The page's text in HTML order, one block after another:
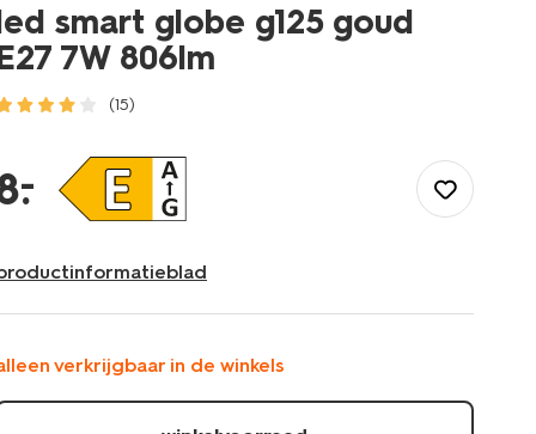
smart globe g125 goud
7W 806lm
(15)
.
–
verkrijgbaar in de winkels